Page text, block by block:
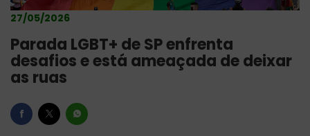
27/05/2026
Parada LGBT+ de SP enfrenta
desafios e está ameaçada de deixar
as ruas